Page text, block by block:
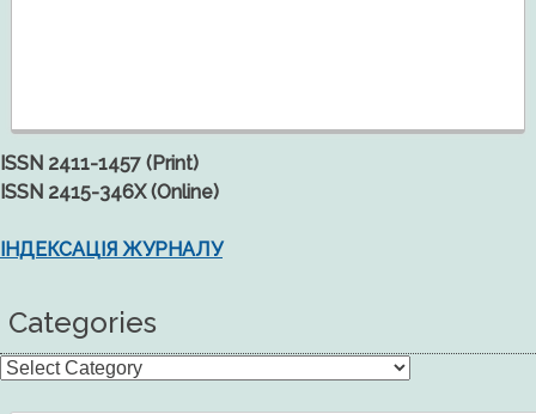
ISSN 2411-1457 (Print)
ISSN 2415-346X (Online)
ІНДЕКСАЦІЯ ЖУРНАЛУ
Categories
Categories